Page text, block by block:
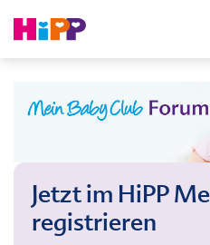
Jetzt im HiPP
registrieren